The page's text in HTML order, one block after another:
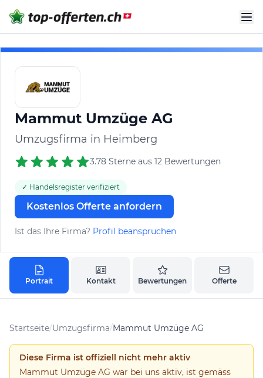
Mammut Umzüge AG
Umzugsfirma in Heimberg
3.78 Sterne aus 12 Bewertungen
✓ Handelsregister verifiziert
Kostenlos Offerte anfordern
Ist das Ihre Firma? Profil beanspruchen
Portrait Kontakt Bewertungen Offerte
Startseite/Umzugsfirma/Mammut Umzüge AG
Diese Firma ist offiziell nicht mehr aktiv
Mammut Umzüge AG war bei uns aktiv, ist gemäss